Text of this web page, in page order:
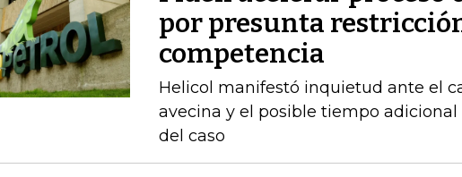
por presunta
competencia
Helicol manifestó inquietud ante el
avecina y el posible tiempo
del caso